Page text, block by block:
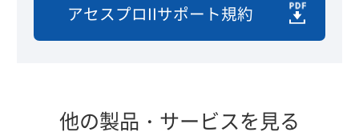
アセスプロIIサポート規約
他の製品・サービスを見る